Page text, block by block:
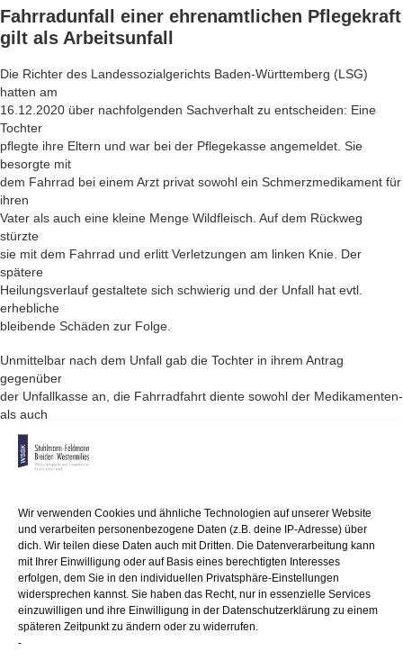
Wir verwenden Cookies und ähnliche Technologien auf unserer Website
und verarbeiten personenbezogene Daten (z.B. deine IP-Adresse) über
dich. Wir teilen diese Daten auch mit Dritten. Die Datenverarbeitung kann
mit Ihrer Einwilligung oder auf Basis eines berechtigten Interesses
erfolgen, dem Sie in den individuellen Privatsphäre-Einstellungen
widersprechen kannst. Sie haben das Recht, nur in essenzielle Services
einzuwilligen und ihre Einwilligung in der Datenschutzerklärung zu einem
späteren Zeitpunkt zu ändern oder zu widerrufen.
-
Fahrradunfall einer ehrenamtlichen Pflegekraft
gilt als Arbeitsunfall
Die Richter des Landessozialgerichts Baden-Württemberg (LSG)
hatten am
16.12.2020 über nachfolgenden Sachverhalt zu entscheiden: Eine
Tochter
pflegte ihre Eltern und war bei der Pflegekasse angemeldet. Sie
besorgte mit
dem Fahrrad bei einem Arzt privat sowohl ein Schmerzmedikament für
ihren
Vater als auch eine kleine Menge Wildfleisch. Auf dem Rückweg
stürzte
sie mit dem Fahrrad und erlitt Verletzungen am linken Knie. Der
spätere
Heilungsverlauf gestaltete sich schwierig und der Unfall hat evtl.
erhebliche
bleibende Schäden zur Folge.
Unmittelbar nach dem Unfall gab die Tochter in ihrem Antrag
gegenüber
der Unfallkasse an, die Fahrradfahrt diente sowohl der Medikamenten-
als auch
der Nahrungsmittelbeschaffung. Bei einem späteren Gespräch mit
einem
Mitarbeiter der Unfallkasse rückte sie auf Nachfrage das
mit. Die
Unfallkasse lehnte daraufhin die Anerkennung als Arbeitsunfall ab, weil
eine
ehrenamtliche Pflegeperson nur bei der Besorgung von
Nahrungsmitteln, nicht
aber von Medikamenten unfallversichert ist.
Die LSG kam jedoch zu dem Entschluss, dass der Fahrradunfall einer